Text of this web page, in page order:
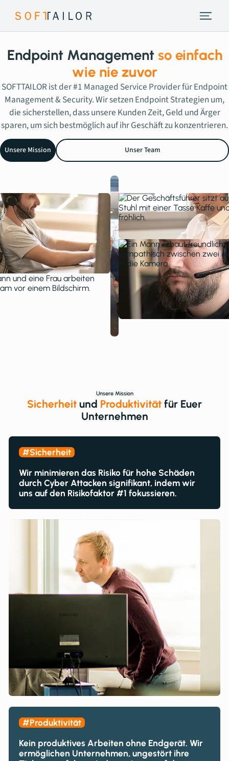
Endpoint Strategie
Leistungen
About
Insights
Erstberatung vereinbaren
Endpoint Management so einfach
wie nie zuvor
SOFTTAILOR ist der #1 Managed Service Provider für Endpoint
Management & Security. Wir setzen Endpoint Strategien um,
die sicherstellen, dass unsere Kunden Zeit, Geld und Ärger
sparen, um sich bestmöglich auf ihr Geschäft zu konzentrieren.
Unsere Mission Unser Team
Unsere Mission
Sicherheit und Produktivität für Euer
Unternehmen
#Sicherheit
Wir minimieren das Risiko für hohe Schäden
durch Cyber Attacken signifikant, indem wir
uns auf den Risikofaktor #1 fokussieren.
#Produktivität
Kein produktives Arbeiten ohne Endgerät. Wir
ermöglichen Unternehmen, ungestört ihre